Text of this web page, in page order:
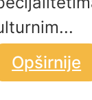
Opširnije